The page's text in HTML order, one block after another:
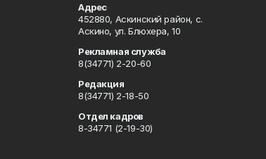
Адрес
452880, Аскинский район, с.
Аскино, ул. Блюхера, 10
Рекламная служба
8(34771) 2-20-60
Редакция
8(34771) 2-18-50
Отдел кадров
8-34771 (2-19-30)